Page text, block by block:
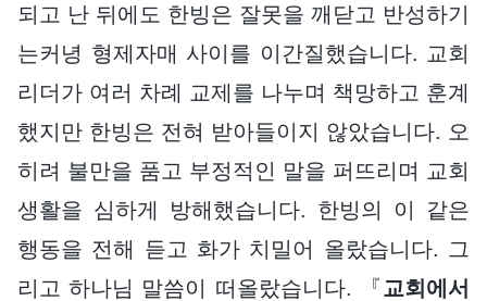
되고 난 뒤에도 한빙은 잘못을 깨닫고 반성하기
는커녕 형제자매 사이를 이간질했습니다. 교회
리더가 여러 차례 교제를 나누며 책망하고 훈계
했지만 한빙은 전혀 받아들이지 않았습니다. 오
히려 불만을 품고 부정적인 말을 퍼뜨리며 교회
생활을 심하게 방해했습니다. 한빙의 이 같은
행동을 전해 듣고 화가 치밀어 올랐습니다. 그
리고 하나님 말씀이 떠올랐습니다. 『 교회에서